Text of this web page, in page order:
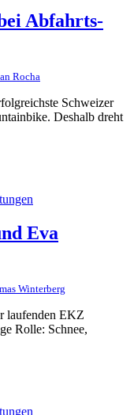
Abfahrts-
Rocha
Schweizer
Deshalb dreht
Eva
Winterberg
laufenden EKZ
Rolle: Schnee,